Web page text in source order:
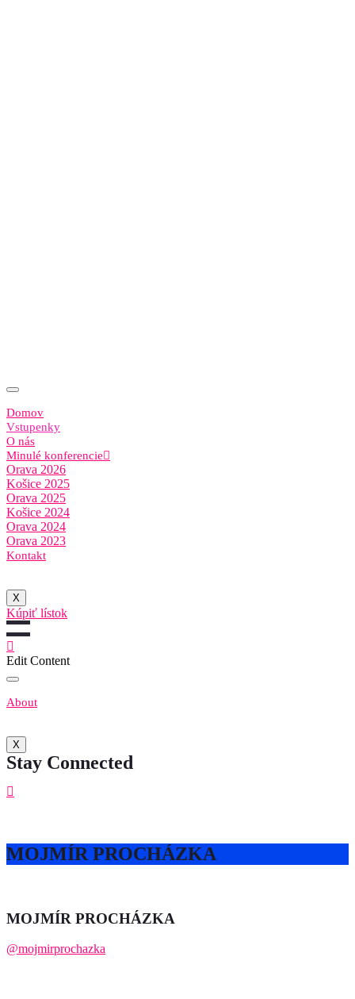
Domov
Vstupenky
O nás
Minulé konferencie
Orava 2026
Košice 2025
Orava 2025
Košice 2024
Orava 2024
Orava 2023
Kontakt
X
Kúpiť lístok
Edit Content
About
X
Stay Connected
MOJMÍR PROCHÁZKA
MOJMÍR PROCHÁZKA
@mojmirprochazka